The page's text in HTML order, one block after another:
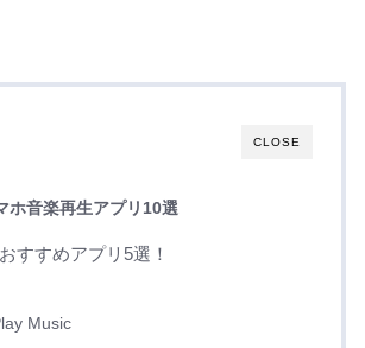
CLOSE
ホ音楽再生アプリ10選
すすめアプリ5選！
Music